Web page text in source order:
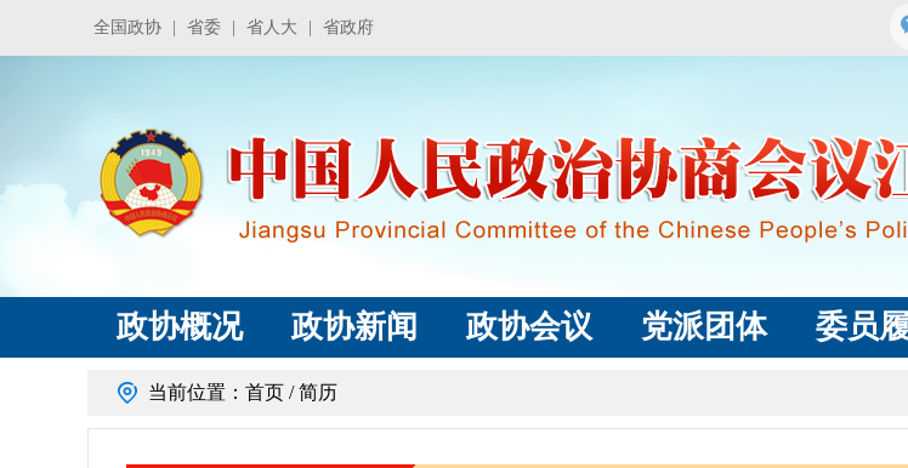
全国政协 省委 省人大 省政府
政协概况 政协新闻 政协会议 党派团体 委员
当前位置： 首页 / 简历